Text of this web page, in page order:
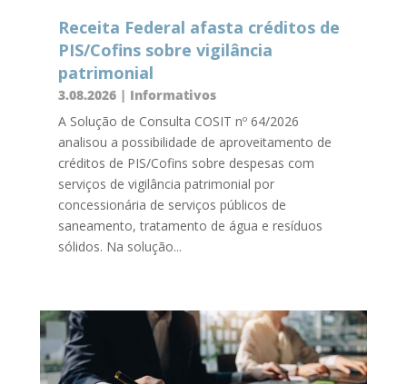
Receita Federal afasta créditos de
PIS/Cofins sobre vigilância
patrimonial
3.08.2026| Informativos
A Solução de Consulta COSIT nº 64/2026
analisou a possibilidade de aproveitamento de
créditos de PIS/Cofins sobre despesas com
serviços de vigilância patrimonial por
concessionária de serviços públicos de
saneamento, tratamento de água e resíduos
sólidos. Na solução...